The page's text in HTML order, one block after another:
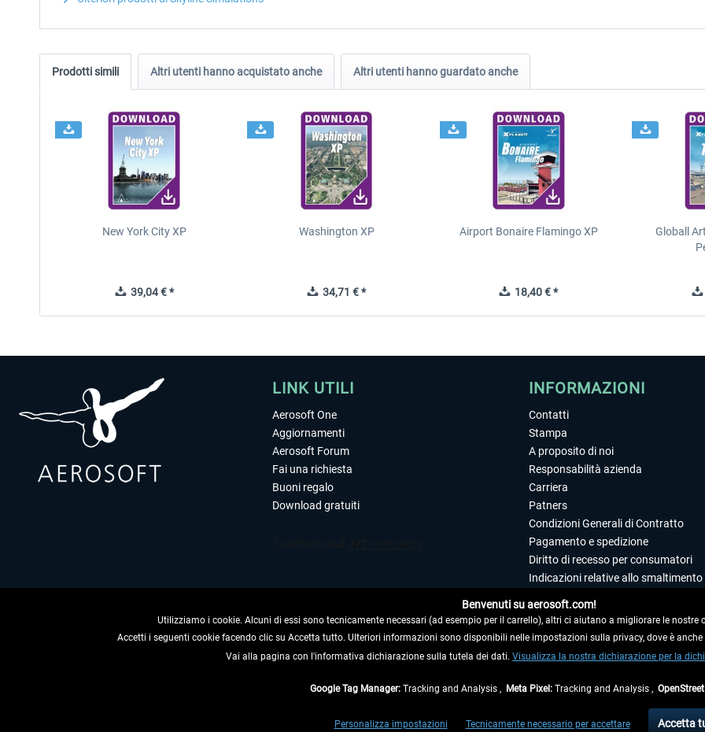
Prodotti simili Altri utenti hanno acquistato anche Altri utenti hanno guardato anche
New York City XP
39,04 € *
Washington XP
34,71 € *
Airport Bonaire Flamingo XP
18,40 € *
Globall
LINK UTILI
Aerosoft One
Aggiornamenti
Aerosoft Forum
Fai una richiesta
Buoni regalo
Download gratuiti
RECEDERE DAL CONTRATTO
INFORMAZIONI
Contatti
Stampa
A proposito di noi
Responsabilità azienda
Carriera
Patners
Condizioni Generali di Contratto
Pagamento e spedizione
Diritto di recesso per consumatori
Indicazioni relative allo smaltimento
Editoriale
ed eventualmente le spese di spedizione, se
** Riguarda le spedizioni al di fuori della Germania, i tempi di consegna per le altre nazioni sono disponibili
Benvenuti su aerosoft.com!
Utilizziamo i cookie. Alcuni di essi sono tecnicamente necessari (ad esempio per il carrello), altri ci aiutano a migliorare le nostre
Accetti i seguenti cookie facendo clic su Accetta tutto. Ulteriori informazioni sono disponibili nelle impostazioni sulla privacy, dove è
Vai alla pagina con l'informativa dichiarazione sulla tutela dei dati. Visualizza la nostra dichiarazione per la
Google Tag Manager: Tracking and Analysis , Meta Pixel: Tracking and Analysis ,
Personalizza impostazioni Tecnicamente necessario per accettare Accetta